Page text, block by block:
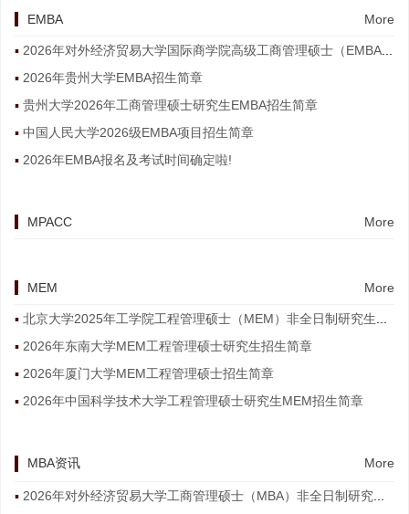
EMBA More
2026年贵州大学EMBA招生简章
贵州大学2026年工商管理硕士研究生EMBA招生简章
中国人民大学2026级EMBA项目招生简章
2026年EMBA报名及考试时间确定啦!
MPACC More
MEM More
2026年东南大学MEM工程管理硕士研究生招生简章
2026年厦门大学MEM工程管理硕士招生简章
2026年中国科学技术大学工程管理硕士研究生MEM招生简章
MBA资讯 More